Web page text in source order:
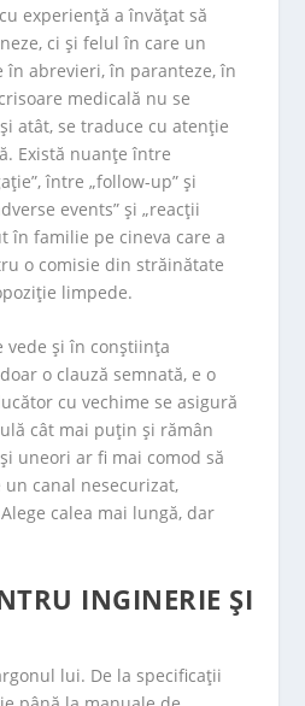
experiență a învățat să
ci și felul în care un
în abrevieri, în paranteze, în
medicală nu se
atât, se traduce cu atenție
Există nuanțe între
între „follow-up” și
events” și „reacții
în familie pe cineva care a
o comisie din străinătate
limpede.
vede și în conștiința
o clauză semnată, e o
cu vechime se asigură
cât mai puțin și rămân
uneori ar fi mai comod să
canal nesecurizat,
calea mai lungă, dar
INGINERIE ȘI
lui. De la specificații